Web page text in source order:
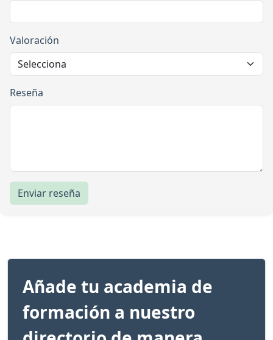
Valoración
Reseña
Enviar reseña
Añade tu academia de
formación a nuestro